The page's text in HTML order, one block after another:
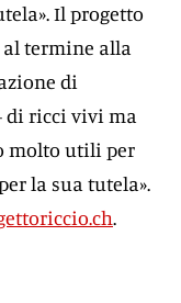
Il progetto
termine alla
di
di ricci vivi ma
molto utili per
la sua tutela».
.